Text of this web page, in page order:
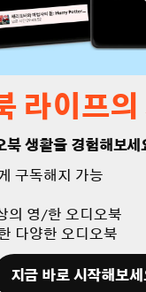
라이프의
북 생활을 경험해보세
구독해지 가능
의 영/한 오디오북
다양한 오디오북
지금 바로 시작해보